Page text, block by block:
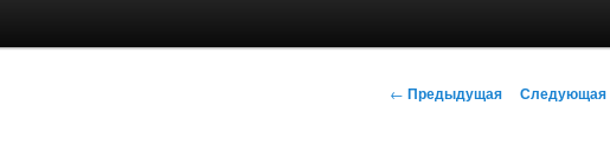
Навигация
← Предыдущая Следующая